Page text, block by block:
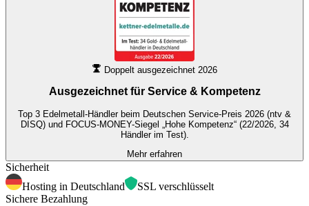
Doppelt ausgezeichnet 2026
Ausgezeichnet für Service & Kompetenz
Top 3 Edelmetall-Händler beim Deutschen Service-Preis 2026 (ntv &
DISQ) und FOCUS-MONEY-Siegel „Hohe Kompetenz“ (22/2026, 34
Händler im Test).
Mehr erfahren
Sicherheit
Hosting in Deutschland
SSL verschlüsselt
Sichere Bezahlung